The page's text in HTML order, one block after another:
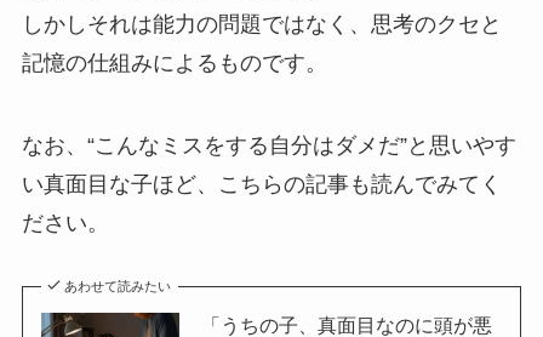
しかしそれは能力の問題ではなく、思考のクセと
記憶の仕組みによるものです。
なお、“こんなミスをする自分はダメだ”と思いやす
い真面目な子ほど、こちらの記事も読んでみてく
ださい。
あわせて読みたい
「うちの子、真面目なのに頭が悪